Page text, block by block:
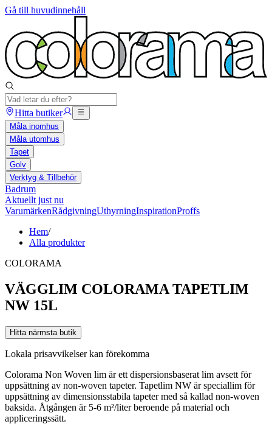
Gå till huvudinnehåll
Hitta butiker
Måla inomhus
Måla utomhus
Tapet
Golv
Verktyg & Tillbehör
Badrum
Aktuellt just nu
VarumärkenRådgivningUthyrningInspirationProffs
Hem/
Alla produkter
COLORAMA
VÄGGLIM COLORAMA TAPETLIM
NW 15L
Hitta närmsta butik
Lokala prisavvikelser kan förekomma
Colorama Non Woven lim är ett dispersionsbaserat lim avsett för
uppsättning av non-woven tapeter. Tapetlim NW är speciallim för
uppsättning av dimensionsstabila tapeter med så kallad non-woven
baksida. Åtgången är 5-6 m²/liter beroende på material och
appliceringssätt.